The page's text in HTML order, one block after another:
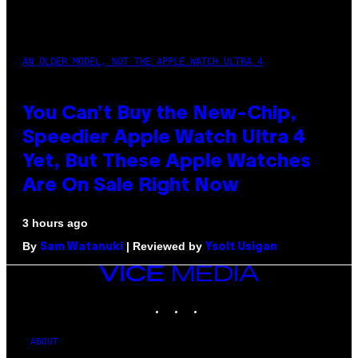
AN OLDER MODEL, NOT THE APPLE WATCH ULTRA 4
You Can’t Buy the New-Chip,
Speedier Apple Watch Ultra 4
Yet, But These Apple Watches
Are On Sale Right Now
3 hours ago
By Sam Watanuki | Reviewed by Ysolt Usigan
VICE
ABOUT